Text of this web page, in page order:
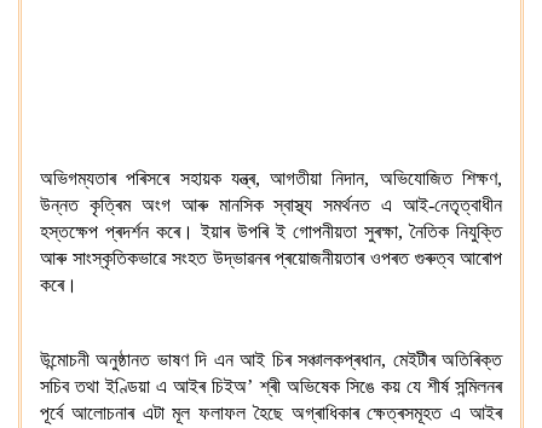
অভিগম্যতাৰ পৰিসৰে সহায়ক যন্ত্ৰ, আগতীয়া নিদান, অভিযোজিত শিক্ষণ,
উন্নত কৃত্ৰিম অংগ আৰু মানসিক স্বাস্থ্য সমৰ্থনত এ আই-নেতৃত্বাধীন
হস্তক্ষেপ প্ৰদৰ্শন কৰে। ইয়াৰ উপৰি ই গোপনীয়তা সুৰক্ষা, নৈতিক নিযুক্তি
আৰু সাংস্কৃতিকভাৱে সংহত উদ্ভাৱনৰ প্ৰয়োজনীয়তাৰ ওপৰত গুৰুত্ব আৰোপ
কৰে।
উন্মোচনী অনুষ্ঠানত ভাষণ দি এন আই চিৰ সঞ্চালকপ্ৰধান, মেইটীৰ অতিৰিক্ত
সচিব তথা ইণ্ডিয়া এ আইৰ চিইঅ’ শ্ৰী অভিষেক সিঙে কয় যে শীৰ্ষ সন্মিলনৰ
পূৰ্বে আলোচনাৰ এটা মূল ফলাফল হৈছে অগ্ৰাধিকাৰ ক্ষেত্ৰসমূহত এ আইৰ